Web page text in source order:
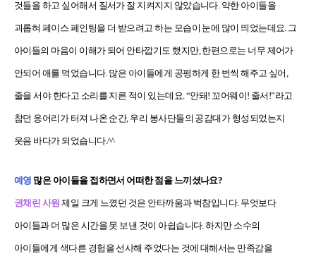
것들을 하고 싶어해서 질서가 잘 지켜지지 않았습니다. 약한 아이들을
괴롭혀 페이스 페인팅을 더 받으려고 하는 모습이 눈에 많이 띄었는데요. 그
아이들의 마음이 이해가 되어 안타깝기도 했지만, 한편으로는 너무 제어가
안되어 애를 먹었습니다. 많은 아이들에게 공평하게 한 번씩 해주고 싶어,
줄을 서야 한다고 소리를 지른 적이 있는데요. “안돼! 꼬어웨이! 줄서!”라고
참던 응어리가 터져 나온 순간, 우리 봉사단들의 공감대가 형성되었는지
웃음 바다가 되었습니다.^^
예영 많은 아이들을 접하면서 어떠한 점을 느끼셨나요?
권채린 사원제일 크게 느꼈던 것은 안타까움과 벅참입니다. 무엇보다
아이들과 더 많은 시간을 못 보낸 것이 아쉽습니다. 하지만 소수의
아이들에게 색다른 경험을 선사해 주었다는 것에 대해서는 만족감을